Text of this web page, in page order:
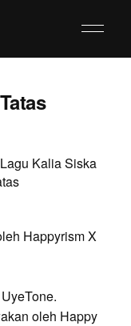
Happyrism X
oleh Happy